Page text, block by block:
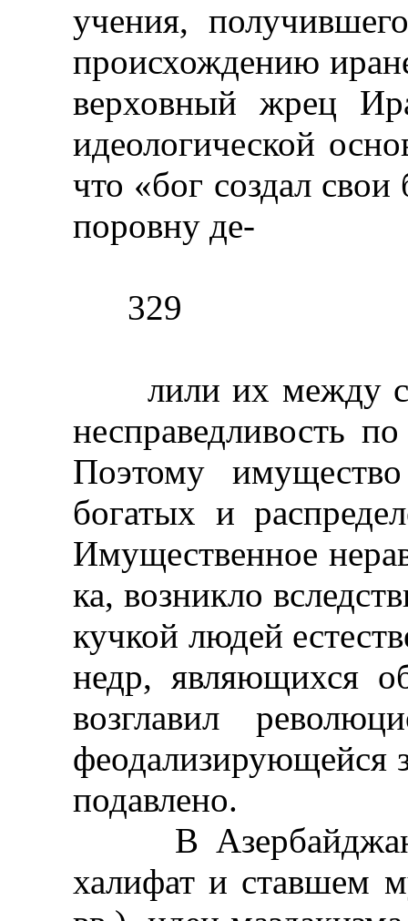
учения,
происхождению
верховный жрец
идеологической
что «бог создал
поровну де-
329
лили их между
несправедливость
Поэтому
богатых и
Имущественное
ка, возникло
кучкой людей
недр, являющихся
возглавил
феодализирующейся
подавлено.
В
халифат и ставшем